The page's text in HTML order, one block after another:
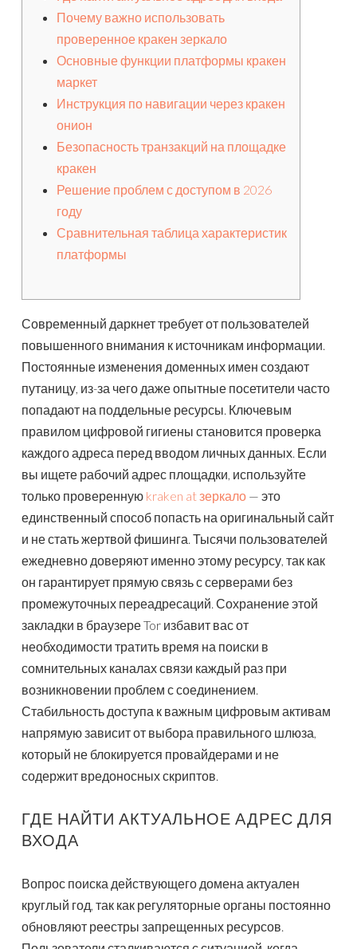
Почему важно использовать
проверенное кракен зеркало
Основные функции платформы кракен
маркет
Инструкция по навигации через кракен
онион
Безопасность транзакций на площадке
кракен
Решение проблем с доступом в 2026
году
Сравнительная таблица характеристик
платформы
Современный даркнет требует от пользователей
повышенного внимания к источникам информации.
Постоянные изменения доменных имен создают
путаницу, из-за чего даже опытные посетители часто
попадают на поддельные ресурсы. Ключевым
правилом цифровой гигиены становится проверка
каждого адреса перед вводом личных данных. Если
вы ищете рабочий адрес площадки, используйте
только проверенную kraken at зеркало — это
единственный способ попасть на оригинальный сайт
и не стать жертвой фишинга. Тысячи пользователей
ежедневно доверяют именно этому ресурсу, так как
он гарантирует прямую связь с серверами без
промежуточных переадресаций. Сохранение этой
закладки в браузере Tor избавит вас от
необходимости тратить время на поиски в
сомнительных каналах связи каждый раз при
возникновении проблем с соединением.
Стабильность доступа к важным цифровым активам
напрямую зависит от выбора правильного шлюза,
который не блокируется провайдерами и не
содержит вредоносных скриптов.
ГДЕ НАЙТИ АКТУАЛЬНОЕ АДРЕС ДЛЯ
ВХОДА
Вопрос поиска действующего домена актуален
круглый год, так как регуляторные органы постоянно
обновляют реестры запрещенных ресурсов.